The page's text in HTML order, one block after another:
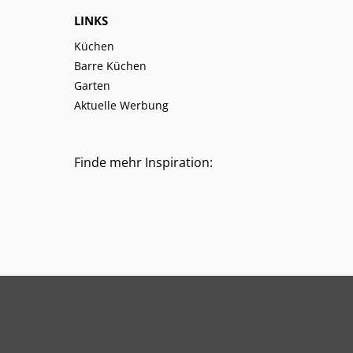
LINKS
Küchen
Barre Küchen
Garten
Aktuelle Werbung
Finde mehr Inspiration: